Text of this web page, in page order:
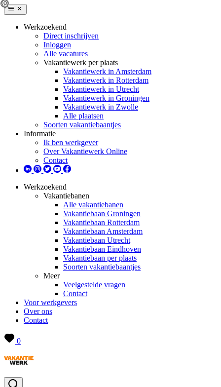
Werkzoekend
Direct inschrijven
Inloggen
Alle vacatures
Vakantiewerk per plaats
Vakantiewerk in Amsterdam
Vakantiewerk in Rotterdam
Vakantiewerk in Utrecht
Vakantiewerk in Groningen
Vakantiewerk in Zwolle
Alle plaatsen
Soorten vakantiebaantjes
Informatie
Ik ben werkgever
Over Vakantiewerk Online
Contact
Werkzoekend
Vakantiebanen
Alle vakantiebanen
Vakantiebaan Groningen
Vakantiebaan Rotterdam
Vakantiebaan Amsterdam
Vakantiebaan Utrecht
Vakantiebaan Eindhoven
Vakantiebaan per plaats
Soorten vakantiebaantjes
Meer
Veelgestelde vragen
Contact
Voor werkgevers
Over ons
Contact
0